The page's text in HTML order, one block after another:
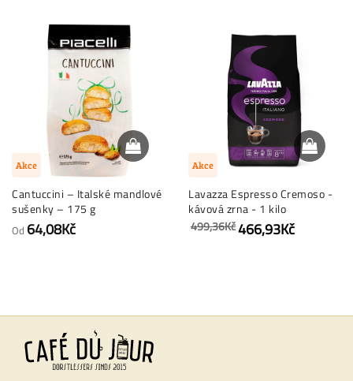
Akce
Cantuccini – Italské mandlové
sušenky – 175 g
Od 64,08Kč
Akce
Lavazza Espresso Cremoso -
kávová zrna - 1 kilo
499,36Kč466,93Kč